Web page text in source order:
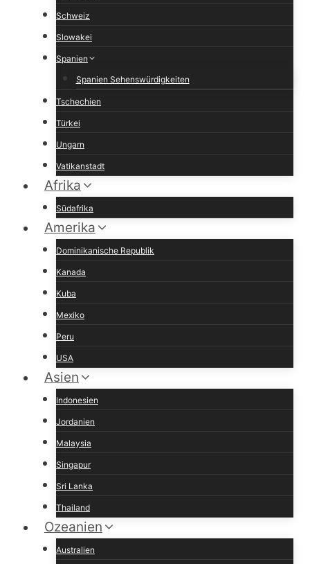
Schweiz
Slowakei
Spanien
Spanien Sehenswürdigkeiten
Tschechien
Türkei
Ungarn
Vatikanstadt
Afrika
Südafrika
Amerika
Dominikanische Republik
Kanada
Kuba
Mexiko
Peru
USA
Asien
Indonesien
Jordanien
Malaysia
Singapur
Sri Lanka
Thailand
Ozeanien
Australien